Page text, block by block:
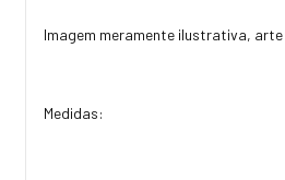
Imagem meramente ilustrativa, arte
Medidas: